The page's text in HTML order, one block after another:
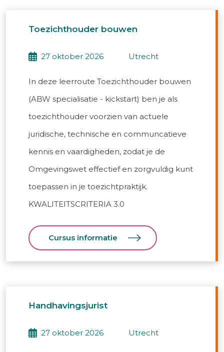
Toezichthouder bouwen
27 oktober 2026 utrecht
In deze leerroute Toezichthouder bouwen
(ABW specialisatie - kickstart) ben je als
toezichthouder voorzien van actuele
juridische, technische en communcatieve
kennis en vaardigheden, zodat je de
Omgevingswet effectief en zorgvuldig kunt
toepassen in je toezichtpraktijk.
KWALITEITSCRITERIA 3.0
Cursus informatie
Handhavingsjurist
27 oktober 2026 utrecht